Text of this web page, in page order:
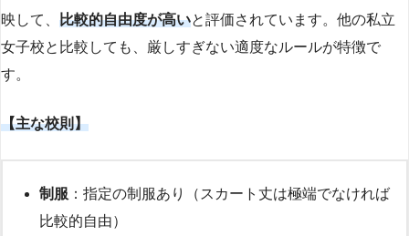
映して、 比較的自由度が高いと評価されています。他の私立
女子校と比較しても、厳しすぎない適度なルールが特徴で
す。
【主な校則】
制服 ：指定の制服あり（スカート丈は極端でなければ
比較的自由）